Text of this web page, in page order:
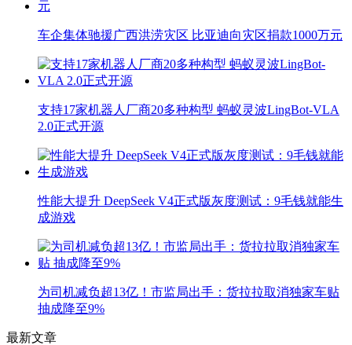
车企集体驰援广西洪涝灾区 比亚迪向灾区捐款1000万元
支持17家机器人厂商20多种构型 蚂蚁灵波LingBot-VLA
2.0正式开源
性能大提升 DeepSeek V4正式版灰度测试：9毛钱就能生
成游戏
为司机减负超13亿！市监局出手：货拉拉取消独家车贴
抽成降至9%
最新文章